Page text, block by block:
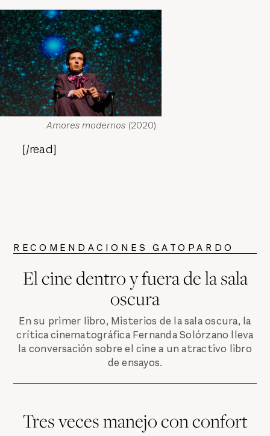
Amores modernos (2020)
[/read]
RECOMENDACIONES GATOPARDO
El cine dentro y fuera de la sala
oscura
En su primer libro, Misterios de la sala oscura, la
crítica cinematográfica Fernanda Solórzano lleva
la conversación sobre el cine a un atractivo libro
de ensayos.
Tres veces manejo con confort